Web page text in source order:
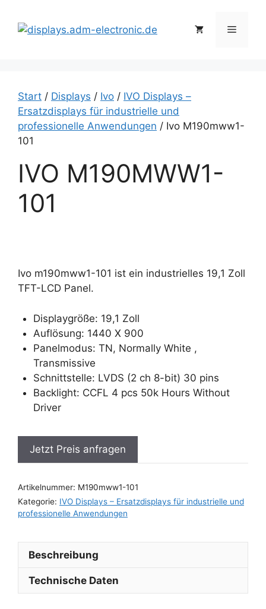
Inhalt
springen
Menü
Start / Displays / Ivo / IVO Displays –
Ersatzdisplays für industrielle und
professionelle Anwendungen / Ivo M190mww1-
101
IVO M190MWW1-
101
Ivo m190mww1-101 ist ein industrielles 19,1 Zoll
TFT-LCD Panel.
Displaygröße: 19,1 Zoll
Auflösung: 1440 X 900
Panelmodus: TN, Normally White ,
Transmissive
Schnittstelle: LVDS (2 ch 8-bit) 30 pins
Backlight: CCFL 4 pcs 50k Hours Without
Driver
Jetzt Preis anfragen
Artikelnummer: M190mww1-101
Kategorie: IVO Displays – Ersatzdisplays für industrielle und
professionelle Anwendungen
Beschreibung
Technische Daten